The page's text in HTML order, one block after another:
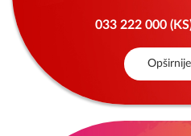
033 222 000
Opširnije